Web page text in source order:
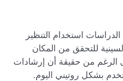
استخدام التنظير
للتحقق من المكان
الرغم من حقيقة أن إرشادات
بشكل روتيني اليوم.